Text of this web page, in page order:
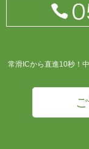
常滑ICから直進10秒！